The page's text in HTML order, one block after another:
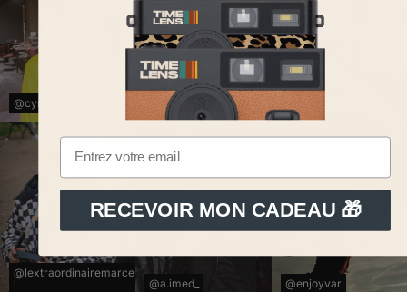
@cyriellethiebaut @claraspeaks.co @car.lasoupe
@lextraordinairemarce
l
@a.imed_ @enjoyvar
RECEVOIR MON CADEAU 🎁